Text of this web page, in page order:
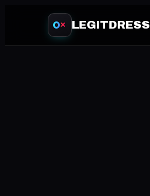
✕ LEGITDRESS